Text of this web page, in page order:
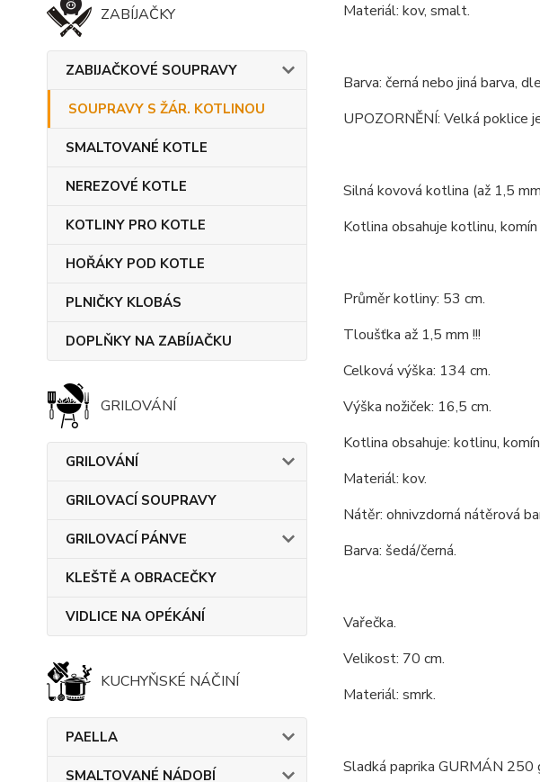
ZABÍJAČKY
ZABIJAČKOVÉ SOUPRAVY
SOUPRAVY S ŽÁR. KOTLINOU
SMALTOVANÉ KOTLE
NEREZOVÉ KOTLE
KOTLINY PRO KOTLE
HOŘÁKY POD KOTLE
PLNIČKY KLOBÁS
DOPLŇKY NA ZABÍJAČKU
GRILOVÁNÍ
GRILOVÁNÍ
GRILOVACÍ SOUPRAVY
GRILOVACÍ PÁNVE
KLEŠTĚ A OBRACEČKY
VIDLICE NA OPÉKÁNÍ
KUCHYŇSKÉ NÁČINÍ
PAELLA
SMALTOVANÉ NÁDOBÍ
Materiál: kov, smalt.
Barva: černá nebo jiná barva,
UPOZORNĚNÍ: Velká poklice
Silná kovová kotlina (až 1,5
Kotlina obsahuje kotlinu,
Průměr kotliny: 53 cm.
Tloušťka až 1,5 mm !!!
Celková výška: 134 cm.
Výška nožiček: 16,5 cm.
Kotlina obsahuje: kotlinu,
Materiál: kov.
Nátěr: ohnivzdorná nátěrová
Barva: šedá/černá.
Vařečka.
Velikost: 70 cm.
Materiál: smrk.
Sladká paprika GURMÁN 250